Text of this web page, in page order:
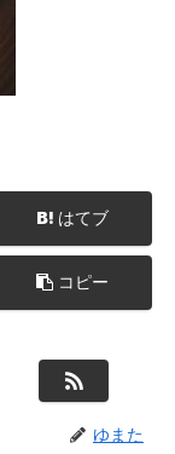
はてブ
コピー
ゆまた